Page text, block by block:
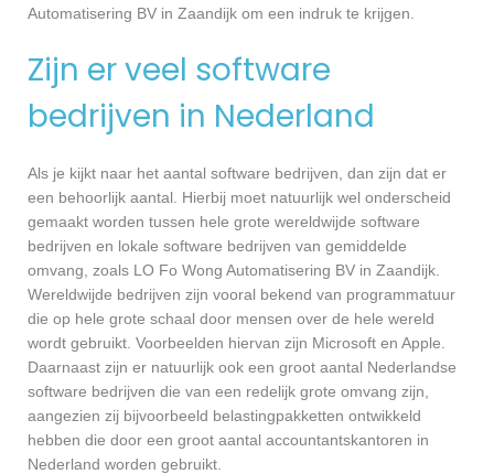
Automatisering BV in Zaandijk om een indruk te krijgen.
Zijn er veel software
bedrijven in Nederland
Als je kijkt naar het aantal software bedrijven, dan zijn dat er
een behoorlijk aantal. Hierbij moet natuurlijk wel onderscheid
gemaakt worden tussen hele grote wereldwijde software
bedrijven en lokale software bedrijven van gemiddelde
omvang, zoals LO Fo Wong Automatisering BV in Zaandijk.
Wereldwijde bedrijven zijn vooral bekend van programmatuur
die op hele grote schaal door mensen over de hele wereld
wordt gebruikt. Voorbeelden hiervan zijn Microsoft en Apple.
Daarnaast zijn er natuurlijk ook een groot aantal Nederlandse
software bedrijven die van een redelijk grote omvang zijn,
aangezien zij bijvoorbeeld belastingpakketten ontwikkeld
hebben die door een groot aantal accountantskantoren in
Nederland worden gebruikt.